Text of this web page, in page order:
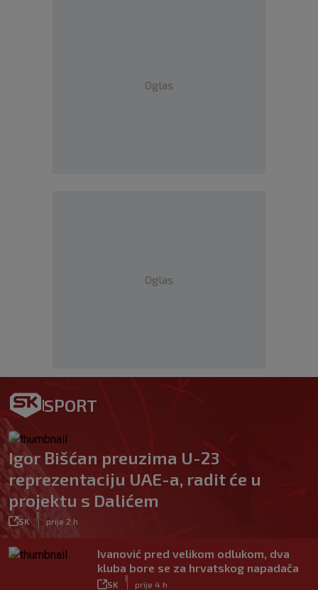
Oglas
Oglas
SPORT
Igor Bišćan preuzima U-23
reprezentaciju UAE-a, radit će u
projektu s Dalićem
SK prije 2 h
Ivanović pred velikom odlukom, dva
kluba bore se za hrvatskog napadača
SK prije 4 h